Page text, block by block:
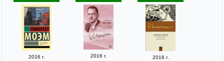
2016 г. 2016 г. 2016 г.